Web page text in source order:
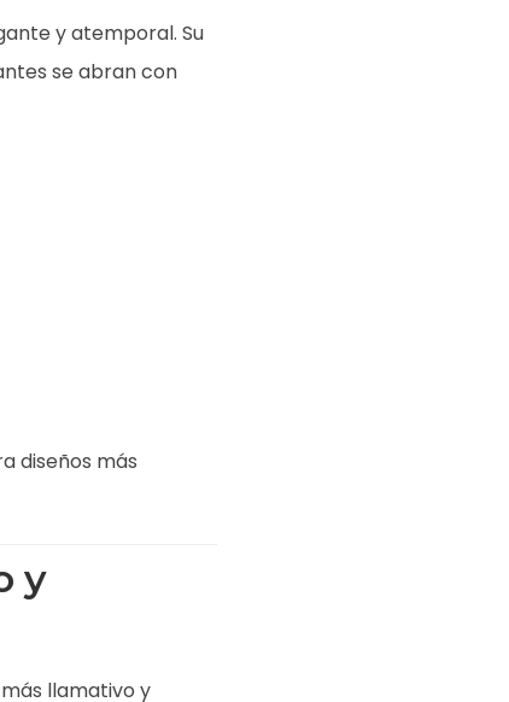
y atemporal. Su
se abran con
diseños más
y
llamativo y